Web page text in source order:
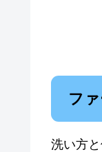
フ
洗い方